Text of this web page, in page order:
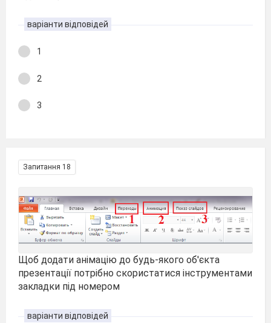
варіанти відповідей
1
2
3
Запитання 18
Щоб додати анімацію до будь-якого об'єкта
презентації потрібно скористатися інструментами
закладки під номером
варіанти відповідей